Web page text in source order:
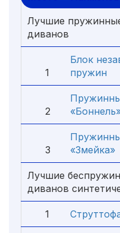
Лучшие
диванов
1
Блок
пружин
2
3
«Змейка»
Лучшие
диванов
1